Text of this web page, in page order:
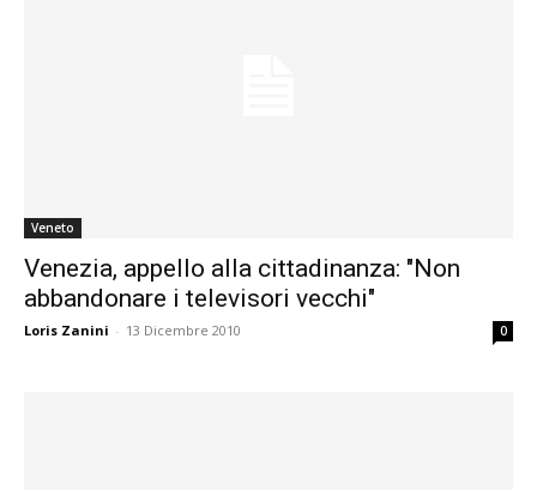
Veneto
Venezia, appello alla cittadinanza: "Non
abbandonare i televisori vecchi"
Loris Zanini - 13 Dicembre 2010 0